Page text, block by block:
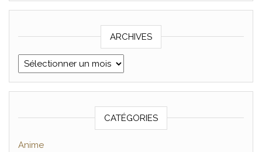
ARCHIVES
Archives
CATÉGORIES
Anime